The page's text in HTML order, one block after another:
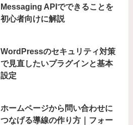
Messaging APIでできることを
初心者向けに解説
WordPressのセキュリティ対策
で見直したいプラグインと基本
設定
ホームページから問い合わせに
つなげる導線の作り方｜フォー